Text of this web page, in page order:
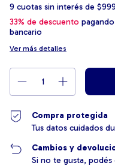
9 cuotas sin interés de
33% de descuento
bancario
Ver más detalles
Compra protegida
Tus datos cuidados
Cambios y
Si no te gusta,